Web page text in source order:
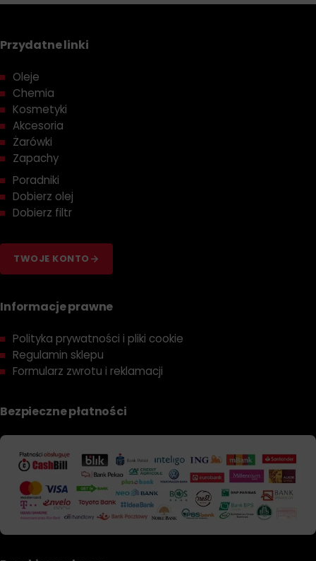
Przydatne linki
Oleje
Chemia
Kosmetyki
Akcesoria
Żarówki
Zapachy
Poradniki
Dobierz olej
Dobierz filtr
TWOJE KONTO
Informacje prawne
Polityka prywatności i pliki cookie
Regulamin sklepu
Formularz zwrotu i reklamacji
Bezpieczne płatności